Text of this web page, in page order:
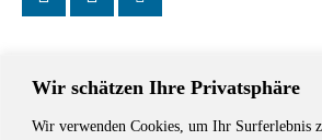
Wir schätzen Ihre Privatsphäre
Wir verwenden Cookies, um Ihr Surferlebnis